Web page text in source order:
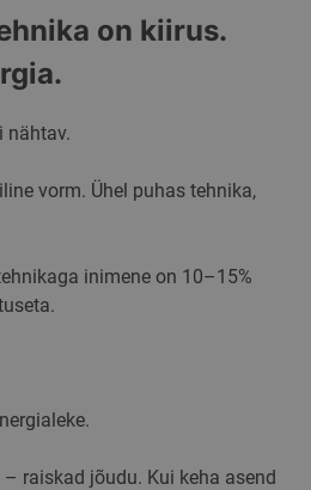
on kiirus.
nähtav.
vorm. Ühel puhas tehnika,
inimene on 10–15%
raiskad jõudu. Kui keha asend